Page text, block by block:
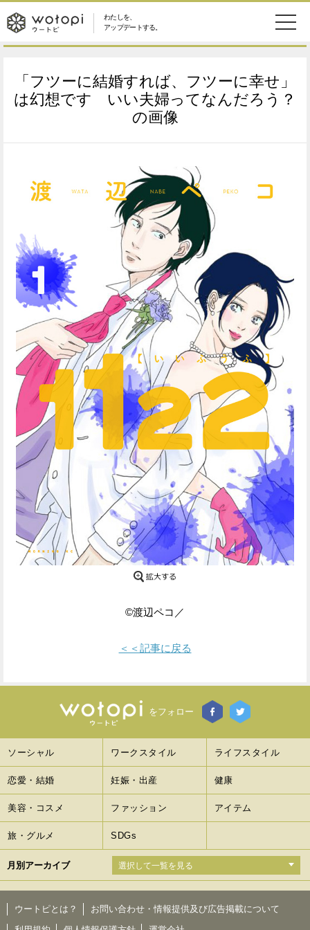
わたしを、
アップデートする。
wotopi
ウ
ー
ト
ュ
美容・コスメ 妊娠・出産
ソーシャル SDGs
検
索
ウートピとは？
Facebook
で
シ
ェ
ア
Twitter
で
シ
ェ
る
「フツーに結婚すれば、フツーに幸せ」
は幻想です いい夫婦ってなんだろう？
の画像
©渡辺ペコ／
＜＜記事に戻る
をフォロー
ソーシャル ワークスタイル ライフスタイル
恋愛・結婚 妊娠・出産 健康
美容・コスメ ファッション アイテム
旅・グルメ SDGs
月別アーカイブ
ウートピとは？
お問い合わせ・情報提供及び広告掲載について